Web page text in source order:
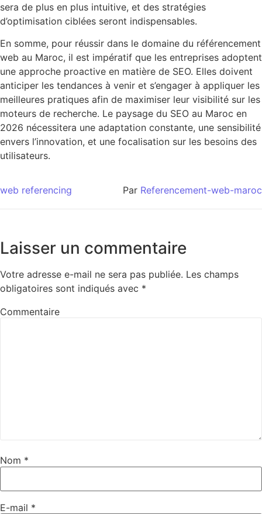
sera de plus en plus intuitive, et des stratégies
d’optimisation ciblées seront indispensables.
En somme, pour réussir dans le domaine du référencement
web au Maroc, il est impératif que les entreprises adoptent
une approche proactive en matière de SEO. Elles doivent
anticiper les tendances à venir et s’engager à appliquer les
meilleures pratiques afin de maximiser leur visibilité sur les
moteurs de recherche. Le paysage du SEO au Maroc en
2026 nécessitera une adaptation constante, une sensibilité
envers l’innovation, et une focalisation sur les besoins des
utilisateurs.
web referencing Par Referencement-web-maroc
Laisser un commentaire
Votre adresse e-mail ne sera pas publiée. Les champs
obligatoires sont indiqués avec *
Commentaire
Nom *
E-mail *